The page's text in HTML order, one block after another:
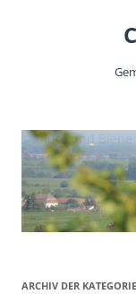
ARCHIV DER